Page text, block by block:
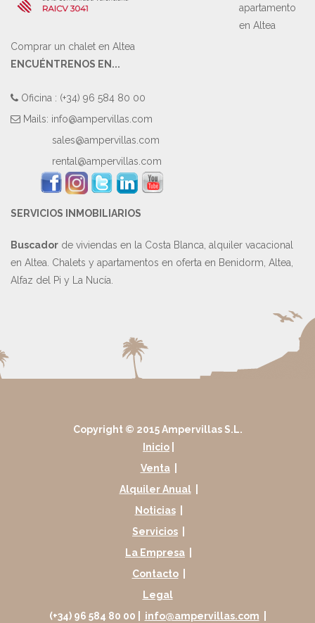
apartamento
en Altea
Comprar un chalet en Altea
ENCUÉNTRENOS EN...
Oficina : (+34) 96 584 80 00
Mails: info@ampervillas.com
sales@ampervillas.com
rental@ampervillas.com
SERVICIOS INMOBILIARIOS
Buscador de viviendas en la Costa Blanca, alquiler vacacional
en Altea. Chalets y apartamentos en oferta en Benidorm, Altea,
Alfaz del Pi y La Nucía.
Copyright © 2015 Ampervillas S.L.
Inicio
Venta
Alquiler Anual
Noticias
Servicios
La Empresa
Contacto
Legal
(+34) 96 584 80 00 |
info@ampervillas.com